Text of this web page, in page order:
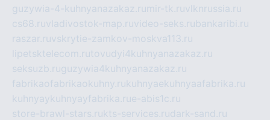
guzywia-4-kuhnyanazakaz.ru mir-tk.ruvlknrussia.ru
cs68.ruvladivostok-map.ruvideo-seks.rubankaribi.ru
raszar.ruvskrytie-zamkov-moskva113.ru
lipetsktelecom.rutovudyi4kuhnyanazakaz.ru
seksuzb.ruguzywia4kuhnyanazakaz.ru
fabrikaofabrikaokuhny.rukuhnyaekuhnyaafabrika.ru
kuhnyaykuhnyayfabrika.rue-abis1c.ru
store-brawl-stars.rukts-services.rudark-sand.ru